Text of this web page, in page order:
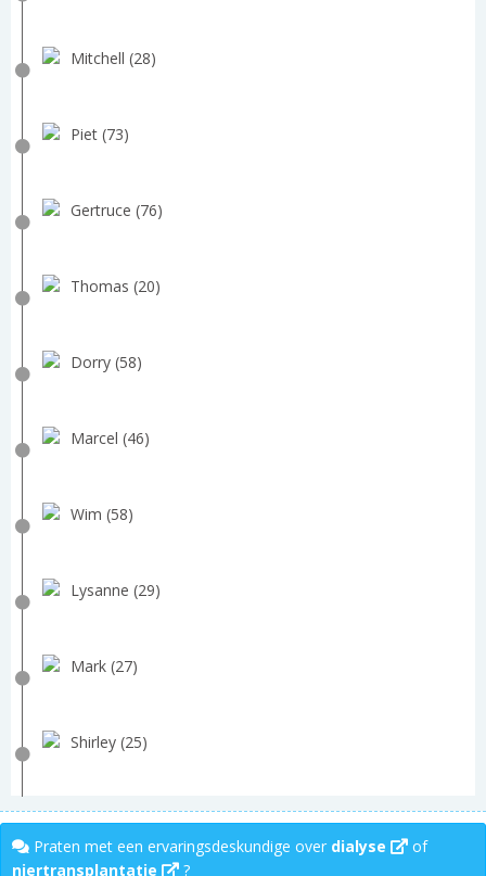
Mitchell (28)
Piet (73)
Gertruce (76)
Thomas (20)
Dorry (58)
Marcel (46)
Wim (58)
Lysanne (29)
Mark (27)
Shirley (25)
Praten met een ervaringsdeskundige over dialyse
of
niertransplantatie
?